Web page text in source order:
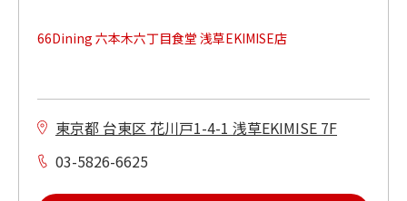
66Dining 六本木六丁目食堂 浅草EKIMISE店
東京都 台東区 花川戸1-4-1 浅草EKIMISE 7F
03-5826-6625